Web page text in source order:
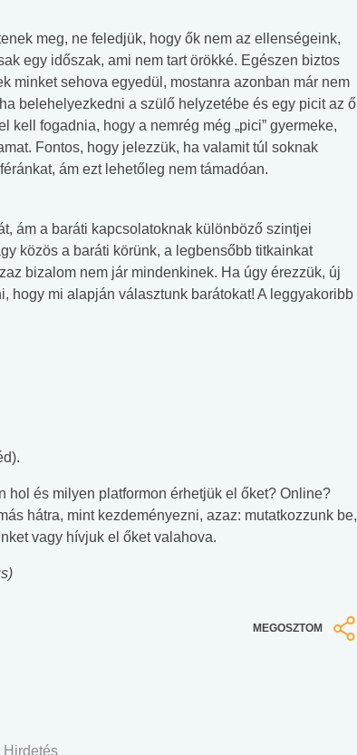
meg, ne feledjük, hogy ők nem az ellenségeink,
egy időszak, ami nem tart örökké. Egészen biztos
minket sehova egyedül, mostanra azonban már nem
belehelyezkedni a szülő helyzetébe és egy picit az ő
fogadnia, hogy a nemrég még „pici” gyermeke,
Fontos, hogy jelezzük, ha valamit túl soknak
ám ezt lehetőleg nem támadóan.
ám a baráti kapcsolatoknak különböző szintjei
közös a baráti körünk, a legbensőbb titkainkat
bizalom nem jár mindenkinek. Ha úgy érezzük, új
hogy mi alapján választunk barátokat! A leggyakoribb
hol és milyen platformon érhetjük el őket? Online?
hátra, mint kezdeményezni, azaz: mutatkozzunk be,
vagy hívjuk el őket valahova.
MEGOSZTOM
Hirdetés